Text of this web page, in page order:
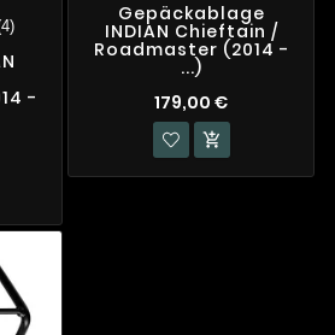
-
Gepäckablage
INDIAN Chieftain /
Roadmaster (2014 -
...)
179,00 €
